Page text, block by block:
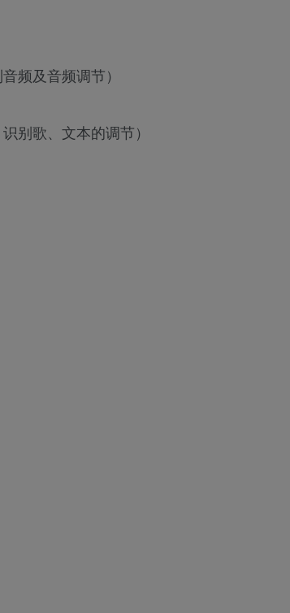
频及音频调节）
别歌、文本的调节）